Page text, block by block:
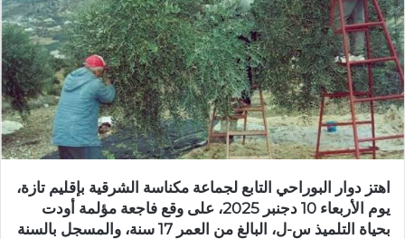
ي
د
ا
إ
ل
ك
ت
و
ن
ي
اهتز دوار البوراحي التابع لجماعة مكناسة الشرقية بإقليم تازة،
يوم الأربعاء 10 دجنبر 2025، على وقع فاجعة مؤلمة أودت
بحياة التلميذ س-ل، البالغ من العمر 17 سنة، والمسجل بالسنة